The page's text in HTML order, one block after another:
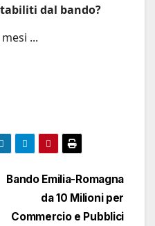
dal bando?
...
Bando Emilia-Romagna
da 10 Milioni per
Commercio e Pubblici